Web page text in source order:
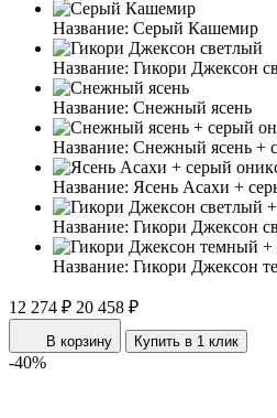
Название: Серый Кашемир
Название: Гикори Джексон
Название: Снежный ясень
Название: Снежный ясень +
Название: Ясень Асахи +
Название: Гикори Джексон
Название: Гикори Джексон
12 274 ₽ 20 458 ₽
В корзину Купить в 1 клик
-40%